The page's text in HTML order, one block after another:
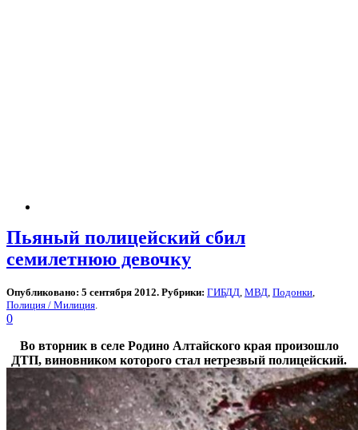
Пьяный полицейский сбил
семилетнюю девочку
Опубликовано: 5 сентября 2012. Рубрики: ГИБДД МВД Подонки
Полиция / Милиция
0
Во вторник в селе Родино Алтайского края произошло
ДТП, виновником которого стал нетрезвый полицейский.